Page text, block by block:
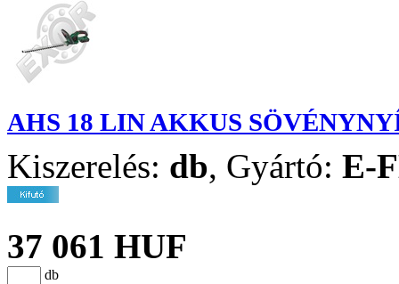
AHS 18 LIN AKKUS
Kiszerelés: db, Gyártó: E-
37 061 HUF
db